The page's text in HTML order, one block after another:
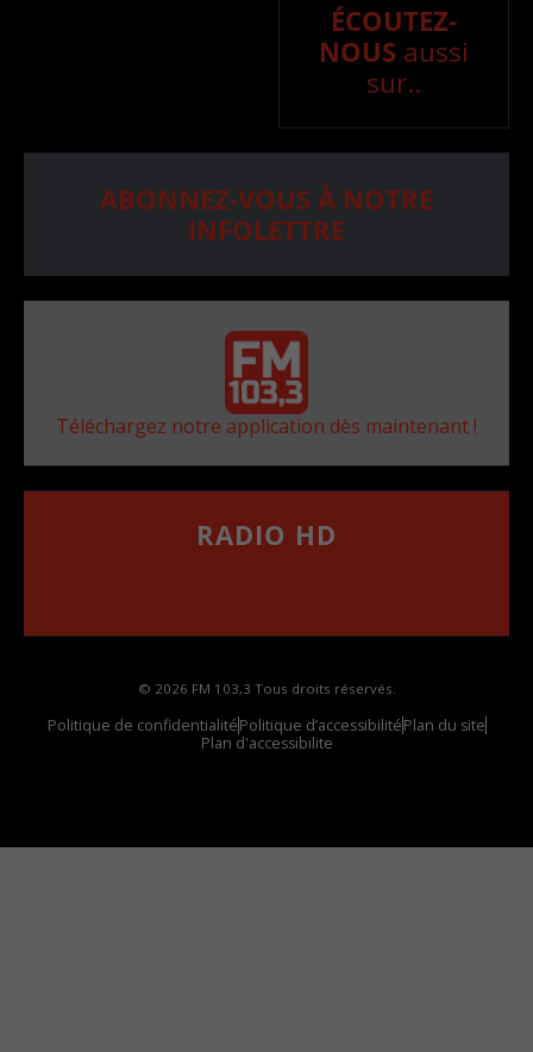
ÉCOUTEZ-
NOUS aussi
sur..
ABONNEZ-VOUS À NOTRE
INFOLETTRE
Téléchargez notre application dès maintenant !
RADIO HD
© 2026 FM 103,3 Tous droits réservés.
Politique de confidentialitéPolitique d’accessibilitéPlan du site
Plan d'accessibilite